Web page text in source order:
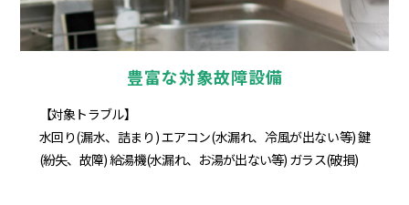
豊富な対象故障設備
【対象トラブル】
水回り(漏水、詰まり) エアコン(水漏れ、冷風が出ない等) 鍵
(紛失、故障) 給湯機(水漏れ、お湯が出ない等) ガラス(破損)